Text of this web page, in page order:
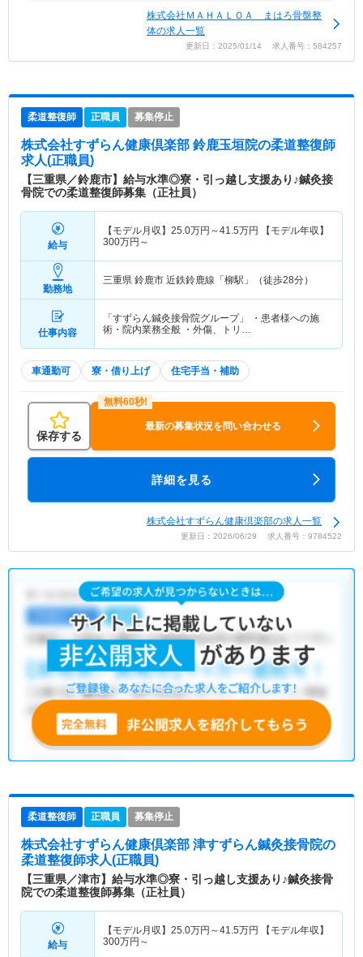
株式会社ＭＡＨＡＬＯＡ まはろ骨盤整
体の求人一覧
更新日：2025/01/14 求人番号：584257
柔道整復師 正職員 募集停止
株式会社すずらん健康倶楽部 鈴鹿玉垣院の柔道整復師
求人(正職員)
【三重県／鈴鹿市】給与水準◎寮・引っ越し支援あり♪鍼灸接
骨院での柔道整復師募集（正社員）
給与
【モデル月収】 25.0万円～41.5万円
【モデル年収】
300万円～
勤務地
三重県 鈴鹿市 近鉄鈴鹿線「柳駅」（徒歩28分）
仕事内容
「すずらん鍼灸接骨院グループ」 ・患者様への施
術・院内業務全般 ・外傷、トリ…
車通勤可 寮・借り上げ 住宅手当・補助
保存する
最新の募集状況を問い合わせる
詳細を見る
株式会社すずらん健康倶楽部の求人一覧
更新日：2026/06/29 求人番号：9784522
柔道整復師 正職員 募集停止
株式会社すずらん健康倶楽部 津すずらん鍼灸接骨院の
柔道整復師求人(正職員)
【三重県／津市】給与水準◎寮・引っ越し支援あり♪鍼灸接骨
院での柔道整復師募集（正社員）
給与
【モデル月収】 25.0万円～41.5万円
【モデル年収】
300万円～